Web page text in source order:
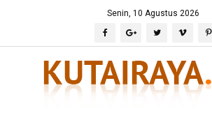
Senin, 10 Agustus 2026